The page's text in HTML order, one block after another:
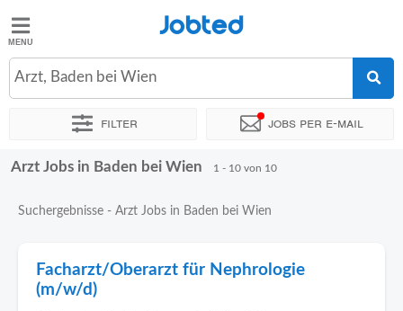
Jobted
Jobs
Jobted
Arzt, Baden bei Wien
Filter Jobs per e-mail
Sortieren nach Genauer Standort Unternehmen
Arzt Jobs in Baden bei Wien 1 - 10 von 10
Suchergebnisse - Arzt Jobs in Baden bei Wien
Facharzt/Oberarzt für Nephrologie
(m/w/d)